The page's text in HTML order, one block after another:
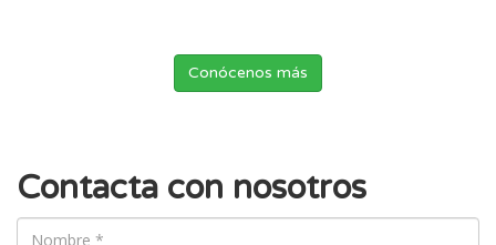
Conócenos más
Contacta con nosotros